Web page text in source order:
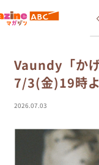
新着 インタビュ
Vaundy「か
7/3(金)19時
2026.07.03